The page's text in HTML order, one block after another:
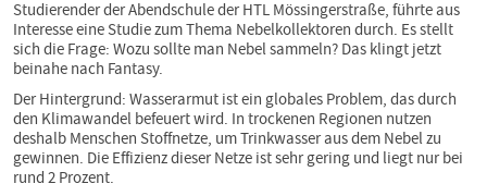
Studierender der Abendschule der HTL Mössingerstraße, führte aus
Interesse eine Studie zum Thema Nebelkollektoren durch. Es stellt
sich die Frage: Wozu sollte man Nebel sammeln? Das klingt jetzt
beinahe nach Fantasy.
Der Hintergrund: Wasserarmut ist ein globales Problem, das durch
den Klimawandel befeuert wird. In trockenen Regionen nutzen
deshalb Menschen Stoffnetze, um Trinkwasser aus dem Nebel zu
gewinnen. Die Effizienz dieser Netze ist sehr gering und liegt nur bei
rund 2 Prozent.